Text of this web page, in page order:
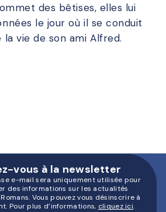
des bêtises, elles lui
le jour où il se conduit
vie de son ami Alfred.
vous à la newsletter
e-mail sera uniquement utilisée pour
des informations sur les actualités
Vous pouvez vous désinscrire à
Pour plus d’informations, cliquez ici.